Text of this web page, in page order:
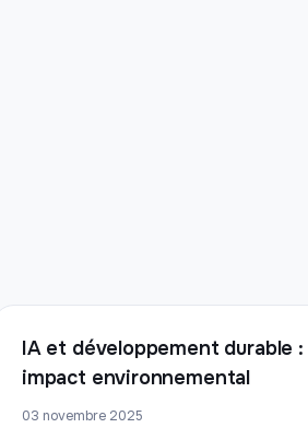
IA et développement durable
impact environnemental
03 novembre 2025